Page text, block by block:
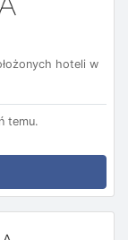
hoteli w
temu.